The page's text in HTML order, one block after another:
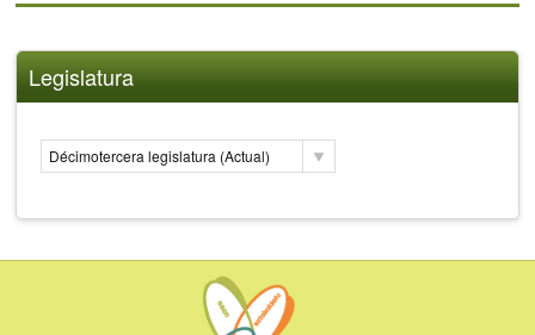
Legislatura
Décimotercera legislatura (Actual)